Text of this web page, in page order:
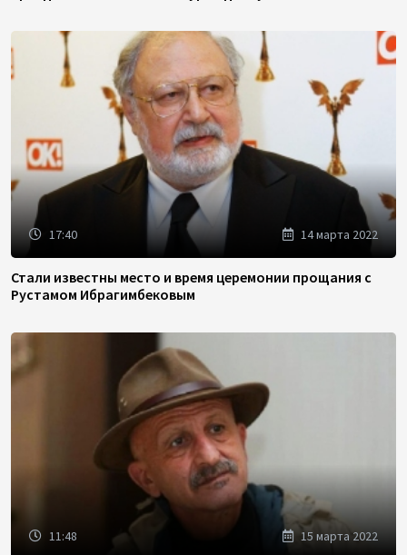
17:40 14 марта 2022
Стали известны место и время церемонии прощания с
Рустамом Ибрагимбековым
11:48 15 марта 2022